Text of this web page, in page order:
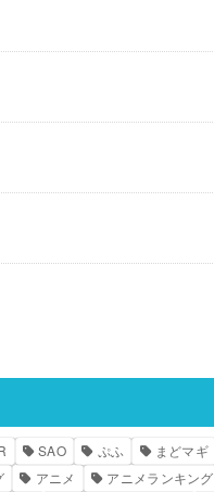
SAO ぷふ まどマギ
アニメ
アニメランキング